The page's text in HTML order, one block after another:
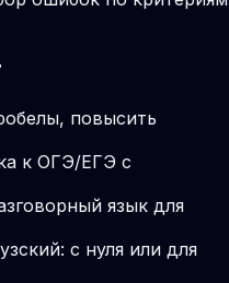
повысить
к ОГЭ/ЕГЭ с
язык для
с нуля или для